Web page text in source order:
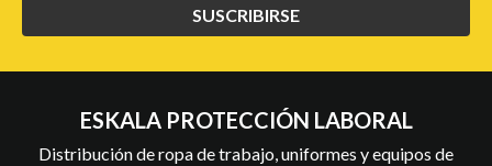
SUSCRIBIRSE
ESKALA PROTECCIÓN LABORAL
Distribución de ropa de trabajo, uniformes y equipos de